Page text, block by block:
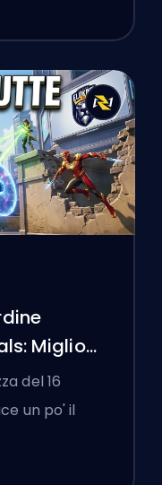
Migliori
Luglio
del 16
un po' il